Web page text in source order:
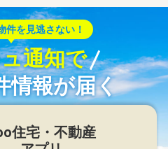
件を見逃さない！
通知で
情報が届く
住宅・不動産